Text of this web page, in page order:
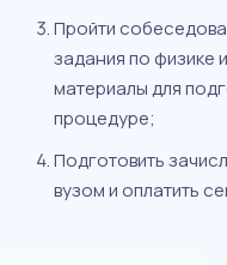
Пройти
задания по физике
материалы для
процедуре;
Подготовить
вузом и оплатить